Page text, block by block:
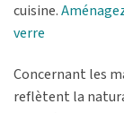
cuisine.
verre
Concernant les
reflètent la